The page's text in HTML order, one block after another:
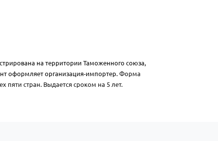
на территории Таможенного союза,
оформляет организация-импортер.Форма
пяти стран. Выдается сроком на 5 лет.